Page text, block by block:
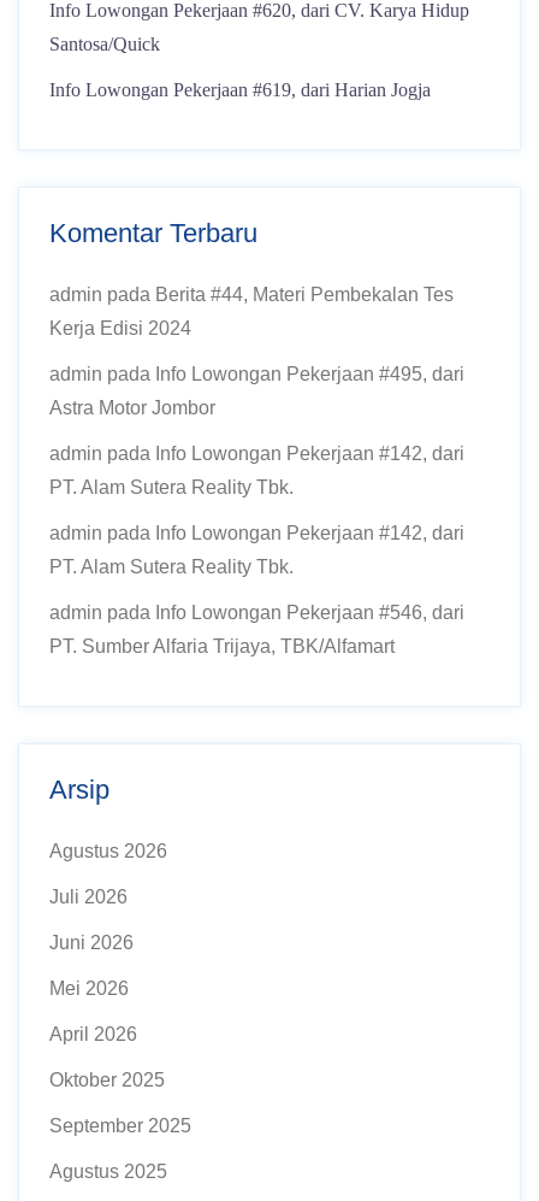
Info Lowongan Pekerjaan #620, dari CV. Karya Hidup
Santosa/Quick
Info Lowongan Pekerjaan #619, dari Harian Jogja
Komentar Terbaru
admin pada Berita #44, Materi Pembekalan Tes
Kerja Edisi 2024
admin pada Info Lowongan Pekerjaan #495, dari
Astra Motor Jombor
admin pada Info Lowongan Pekerjaan #142, dari
PT. Alam Sutera Reality Tbk.
admin pada Info Lowongan Pekerjaan #142, dari
PT. Alam Sutera Reality Tbk.
admin pada Info Lowongan Pekerjaan #546, dari
PT. Sumber Alfaria Trijaya, TBK/Alfamart
Arsip
Agustus 2026
Juli 2026
Juni 2026
Mei 2026
April 2026
Oktober 2025
September 2025
Agustus 2025